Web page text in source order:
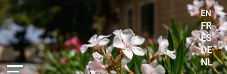
EN
FR
ES
DE
NL
Cookies management panel